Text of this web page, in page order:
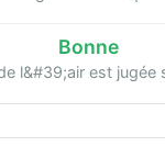
Bonne
l&#39;air est jugée